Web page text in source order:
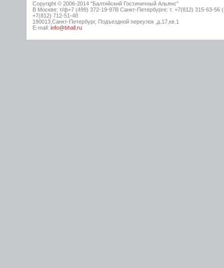
Copyright © 2006-2014 "Балтийский Гостиничный Альянс"
В Москве: т/ф+7 (499) 372-19-97В Санкт-Петербурге: т. +7(812) 315-63-56
+7(812) 712-51-48
190013,Санкт-Петербург, Подъездной переулок ,д.17,кв.1
E-mail: info@bhall.ru